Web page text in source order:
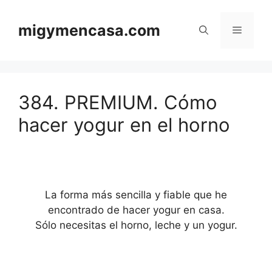
contenido
migymencasa.com Menú
384. PREMIUM. Cómo
hacer yogur en el horno
La forma más sencilla y fiable que he
encontrado de hacer yogur en casa.
Sólo necesitas el horno, leche y un yogur.